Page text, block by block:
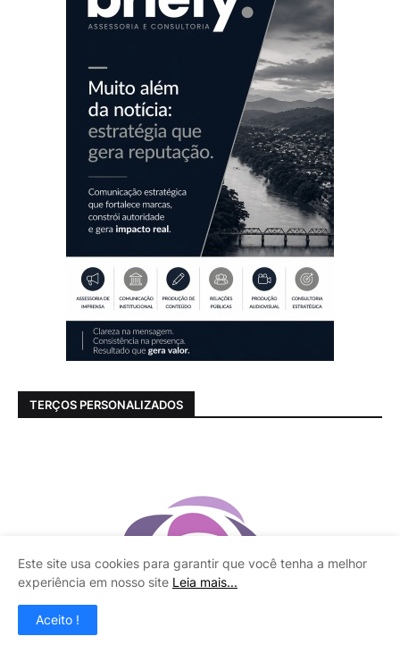
TERÇOS PERSONALIZADOS
Este site usa cookies para garantir que você tenha a melhor
experiência em nosso site Leia mais...
Aceito !